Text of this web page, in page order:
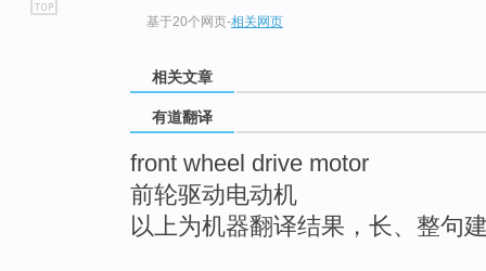
基于20个网页-相关网页
相关文章
有道翻译
front wheel drive motor
前轮驱动电动机
以上为机器翻译结果，长、整句